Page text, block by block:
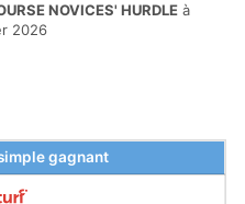
NOVICES' HURDLE à
2026
gagnant